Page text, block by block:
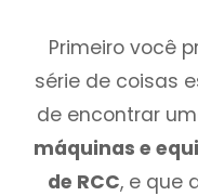
Primeiro você
série de coisas
de encontrar
máquinas e
de RCC, e que